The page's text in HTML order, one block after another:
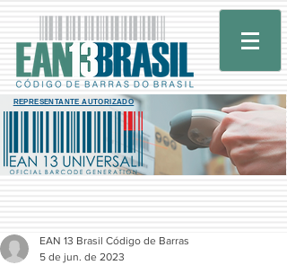
REPRESENTANTE AUTORIZADO
EAN 13 Brasil Código de Barras
5 de jun. de 2023